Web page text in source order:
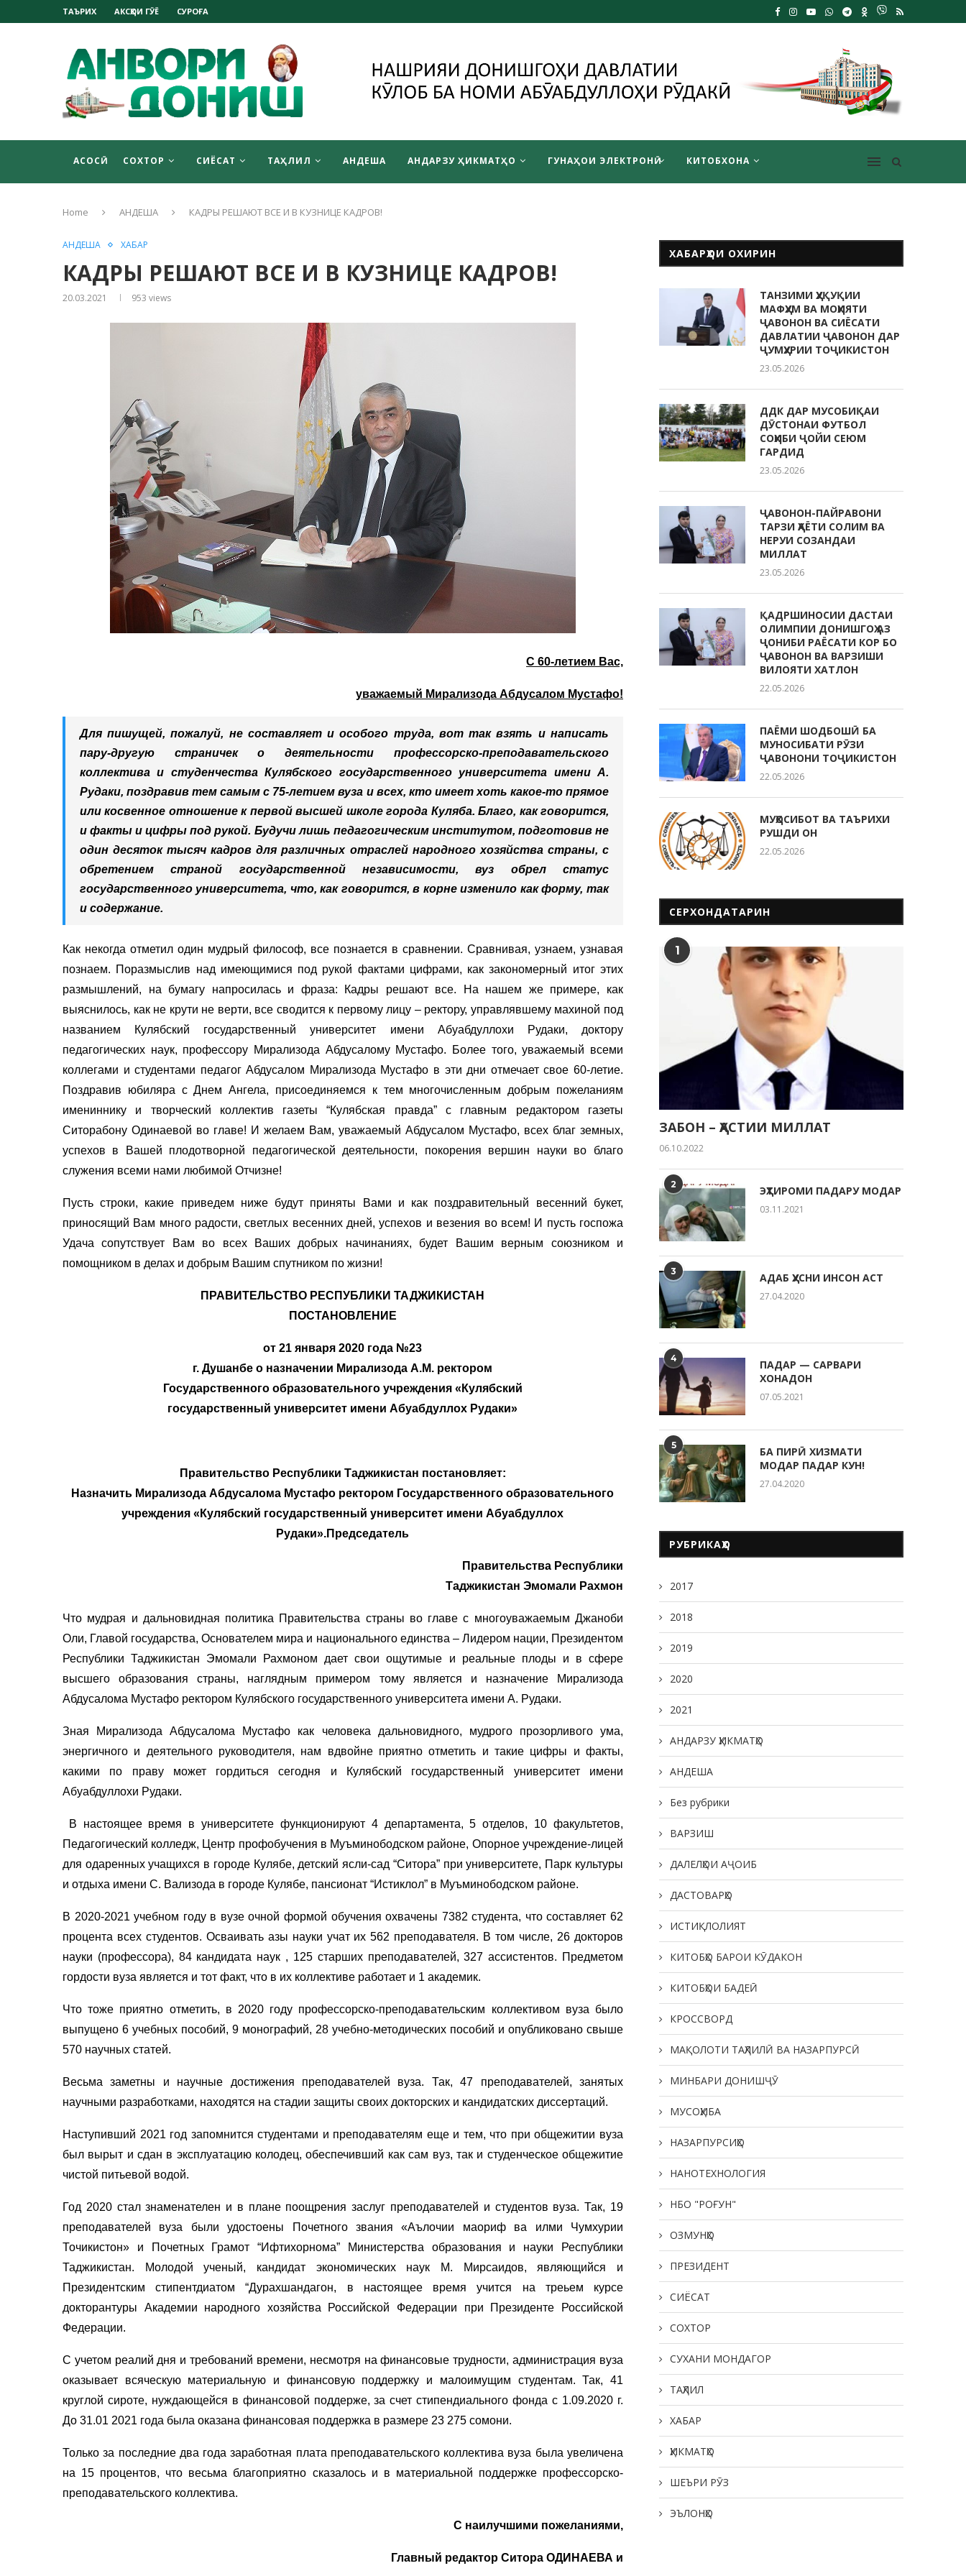
ТАЪРИХ АКСҲОИ ГӮЁ СУРОҒА
АСОСӢ СОХТОР СИЁСАТ ТАҲЛИЛ АНДЕША АНДАРЗУ ҲИКМАТҲО ГУНАҲОИ ЭЛЕКТРОНӢ КИТОБХОНА
Home АНДЕША КАДРЫ РЕШАЮТ ВСЕ И В КУЗНИЦЕ КАДРОВ!
АНДЕША ХАБАР
КАДРЫ РЕШАЮТ ВСЕ И В КУЗНИЦЕ КАДРОВ!
20.03.2021 953 views
С 60-летием Вас,
уважаемый Мирализода Абдусалом Мустафо!
Для пишущей, пожалуй, не составляет и особого труда, вот так взять и написать
пару-другую страничек о деятельности профессорско-преподавательского
коллектива и студенчества Кулябского государственного университета имени А.
Рудаки, поздравив тем самым с 75-летием вуза и всех, кто имеет хоть какое-то прямое
или косвенное отношение к первой высшей школе города Куляба. Благо, как говорится,
и факты и цифры под рукой. Будучи лишь педагогическим институтом, подготовив не
один десяток тысяч кадров для различных отраслей народного хозяйства страны, с
обретением страной государственной независимости, вуз обрел статус
государственного университета, что, как говорится, в корне изменило как форму, так
и содержание.
Как некогда отметил один мудрый философ, все познается в сравнении. Сравнивая, узнаем, узнавая
познаем. Поразмыслив над имеющимися под рукой фактами цифрами, как закономерный итог этих
размышлений, на бумагу напросилась и фраза: Кадры решают все. На нашем же примере, как
выяснилось, как не крути не верти, все сводится к первому лицу – ректору, управлявшему махиной под
названием Кулябский государственный университет имени Абуабдуллохи Рудаки, доктору
педагогических наук, профессору Мирализода Абдусалому Мустафо. Более того, уважаемый всеми
коллегами и студентами педагог Абдусалом Мирализода Мустафо в эти дни отмечает свое 60-летие.
Поздравив юбиляра с Днем Ангела, присоединяемся к тем многочисленным добрым пожеланиям
имениннику и творческий коллектив газеты “Кулябская правда” с главным редактором газеты
Ситорабону Одинаевой во главе! И желаем Вам, уважаемый Абдусалом Мустафо, всех благ земных,
успехов в Вашей плодотворной педагогической деятельности, покорения вершин науки во благо
служения всеми нами любимой Отчизне!
Пусть строки, какие приведем ниже будут приняты Вами и как поздравительный весенний букет,
приносящий Вам много радости, светлых весенних дней, успехов и везения во всем! И пусть госпожа
Удача сопутствует Вам во всех Ваших добрых начинаниях, будет Вашим верным союзником и
помощником в делах и добрым Вашим спутником по жизни!
ПРАВИТЕЛЬСТВО РЕСПУБЛИКИ ТАДЖИКИСТАН
ПОСТАНОВЛЕНИЕ
от 21 января 2020 года №23
г. Душанбе о назначении Мирализода А.М. ректором
Государственного образовательного учреждения «Кулябский
государственный университет имени Абуабдуллох Рудаки»
Правительство Республики Таджикистан постановляет:
Назначить Мирализода Абдусалома Мустафо ректором Государственного образовательного
учреждения «Кулябский государственный университет имени Абуабдуллох
Рудаки».Председатель
Правительства Республики
Таджикистан Эмомали Рахмон
Что мудрая и дальновидная политика Правительства страны во главе с многоуважаемым Джаноби
Оли, Главой государства, Основателем мира и национального единства – Лидером нации, Президентом
Республики Таджикистан Эмомали Рахмоном дает свои ощутимые и реальные плоды и в сфере
высшего образования страны, наглядным примером тому является и назначение Мирализода
Абдусалома Мустафо ректором Кулябского государственного университета имени А. Рудаки.
Зная Мирализода Абдусалома Мустафо как человека дальновидного, мудрого прозорливого ума,
энергичного и деятельного руководителя, нам вдвойне приятно отметить и такие цифры и факты,
какими по праву может гордиться сегодня и Кулябский государственный университет имени
Абуабдуллохи Рудаки.
В настоящее время в университете функционируют 4 департамента, 5 отделов, 10 факультетов,
Педагогический колледж, Центр профобучения в Муъминободском районе, Опорное учреждение-лицей
для одаренных учащихся в городе Кулябе, детский ясли-сад “Ситора” при университете, Парк культуры
и отдыха имени С. Вализода в городе Кулябе, пансионат “Истиклол” в Муъминободском районе.
В 2020-2021 учебном году в вузе очной формой обучения охвачены 7382 студента, что составляет 62
процента всех студентов. Осваивать азы науки учат их 562 преподавателя. В том числе, 26 докторов
науки (профессора), 84 кандидата наук , 125 старших преподавателей, 327 ассистентов. Предметом
гордости вуза является и тот факт, что в их коллективе работает и 1 академик.
Что тоже приятно отметить, в 2020 году профессорско-преподавательским коллективом вуза было
выпущено 6 учебных пособий, 9 монографий, 28 учебно-методических пособий и опубликовано свыше
570 научных статей.
Весьма заметны и научные достижения преподавателей вуза. Так, 47 преподавателей, занятых
научными разработками, находятся на стадии защиты своих докторских и кандидатских диссертаций.
Наступивший 2021 год запомнится студентами и преподавателям еще и тем, что при общежитии вуза
был вырыт и сдан в эксплуатацию колодец, обеспечивший как сам вуз, так и студенческое общежитие
чистой питьевой водой.
Год 2020 стал знаменателен и в плане поощрения заслуг преподавателей и студентов вуза. Так, 19
преподавателей вуза были удостоены Почетного звания «Аълочии маориф ва илми Чумхурии
Точикистон» и Почетных Грамот “Ифтихорнома” Министерства образования и науки Республики
Таджикистан. Молодой ученый, кандидат экономических наук М. Мирсаидов, являющийся и
Президентским стипентдиатом “Дурахшандагон, в настоящее время учится на треьем курсе
докторантуры Академии народного хозяйства Российской Федерации при Президенте Российской
Федерации.
С учетом реалий дня и требований времени, несмотря на финансовые трудности, администрация вуза
оказывает всяческую материальную и финансовую поддержку и малоимущим студентам. Так, 41
круглой сироте, нуждающейся в финансовой поддерже, за счет стипендиального фонда с 1.09.2020 г.
До 31.01 2021 года была оказана финансовая поддержка в размере 23 275 сомони.
Только за последние два года заработная плата преподавательского коллектива вуза была увеличена
на 15 процентов, что весьма благоприятно сказалось и в материальной поддержке профессорско-
преподавательского коллектива.
С наилучшими пожеланиями,
Главный редактор Ситора ОДИНАЕВА и
ХАБАРҲОИ ОХИРИН
ТАНЗИМИ ҲУҚУҚИИ
МАФҲУМ ВА МОҲИЯТИ
ҶАВОНОН ВА СИЁСАТИ
ДАВЛАТИИ ҶАВОНОН ДАР
ҶУМҲУРИИ ТОҶИКИСТОН
23.05.2026
ДДК ДАР МУСОБИҚАИ
ДӮСТОНАИ ФУТБОЛ
СОҲИБИ ҶОЙИ СЕЮМ
ГАРДИД
23.05.2026
ҶАВОНОН-ПАЙРАВОНИ
ТАРЗИ ҲАЁТИ СОЛИМ ВА
НЕРУИ СОЗАНДАИ
МИЛЛАТ
23.05.2026
ҚАДРШИНОСИИ ДАСТАИ
ОЛИМПИИ ДОНИШГОҲ АЗ
ҶОНИБИ РАЁСАТИ КОР БО
ҶАВОНОН ВА ВАРЗИШИ
ВИЛОЯТИ ХАТЛОН
22.05.2026
ПАЁМИ ШОДБОШӢ БА
МУНОСИБАТИ РӮЗИ
ҶАВОНОНИ ТОҶИКИСТОН
22.05.2026
МУҲОСИБОТ ВА ТАЪРИХИ
РУШДИ ОН
22.05.2026
СЕРХОНДАТАРИН
1
ЗАБОН – ҲАСТИИ МИЛЛАТ
06.10.2022
2 ЭҲТИРОМИ ПАДАРУ МОДАР
03.11.2021
3 АДАБ ҲУСНИ ИНСОН АСТ
27.04.2020
4
ПАДАР — САРВАРИ
ХОНАДОН
07.05.2021
5
БА ПИРӢ ХИЗМАТИ
МОДАР ПАДАР КУН!
27.04.2020
РУБРИКАҲО
2017
2018
2019
2020
2021
АНДАРЗУ ҲИКМАТҲО
АНДЕША
Без рубрики
ВАРЗИШ
ДАЛЕЛҲОИ АҶОИБ
ДАСТОВАРҲО
ИСТИҚЛОЛИЯТ
КИТОБҲО БАРОИ КӮДАКОН
КИТОБҲОИ БАДЕӢ
КРОССВОРД
МАҚОЛОТИ ТАҲЛИЛӢ ВА НАЗАРПУРСӢ
МИНБАРИ ДОНИШҶӮ
МУСОҲИБА
НАЗАРПУРСИҲО
НАНОТЕХНОЛОГИЯ
НБО "РОҒУН"
ОЗМУНҲО
ПРЕЗИДЕНТ
СИЁСАТ
СОХТОР
СУХАНИ МОНДАГОР
ТАҲЛИЛ
ХАБАР
ҲИКМАТҲО
ШЕЪРИ РӮЗ
ЭЪЛОНҲО